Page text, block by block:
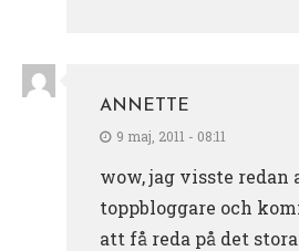
ANNETTE
9 maj, 2011 - 08:11
wow, jag visste redan
toppbloggare och
att få reda på det